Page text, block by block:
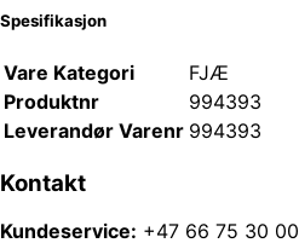
Spesifikasjon
Vare Kategori
FJÆ
Produktnr
994393
Leverandør Varenr 994393
Kontakt
Kundeservice: +47 66 75 30 00